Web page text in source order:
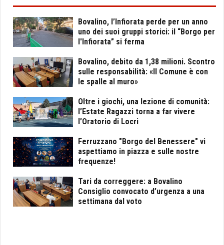
Bovalino, l’Infiorata perde per un anno
uno dei suoi gruppi storici: il “Borgo per
l'Infiorata” si ferma
Bovalino, debito da 1,38 milioni. Scontro
sulle responsabilità: «Il Comune è con
le spalle al muro»
Oltre i giochi, una lezione di comunità:
l’Estate Ragazzi torna a far vivere
l’Oratorio di Locri
Ferruzzano "Borgo del Benessere" vi
aspettiamo in piazza e sulle nostre
frequenze!
Tari da correggere: a Bovalino
Consiglio convocato d’urgenza a una
settimana dal voto